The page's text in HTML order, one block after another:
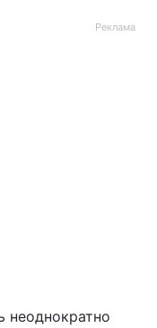
Реклама
неоднократно